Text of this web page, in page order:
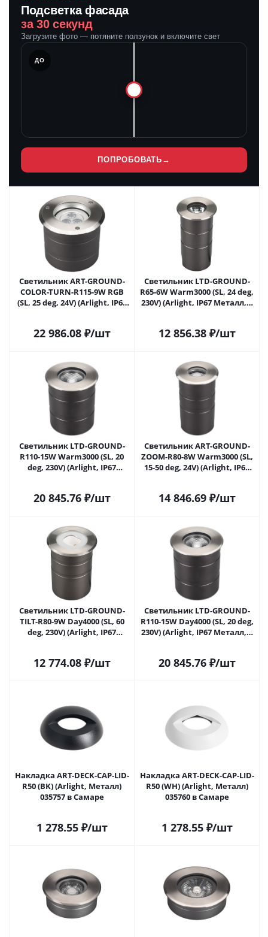
Подсветка фасада
за 30 секунд
Загрузите фото — потяните ползунок и включите свет
ДО
ПОПРОБОВАТЬ →
Светильник ART-GROUND-
COLOR-TURN-R115-9W RGB
(SL, 25 deg, 24V) (Arlight, IP67
22 986.08₽/шт
Светильник LTD-GROUND-
R65-6W Warm3000 (SL, 24 deg,
230V) (Arlight, IP67 Металл, 3
12 856.38₽/шт
Светильник LTD-GROUND-
R110-15W Warm3000 (SL, 20
deg, 230V) (Arlight, IP67
20 845.76₽/шт
Светильник ART-GROUND-
ZOOM-R80-8W Warm3000 (SL,
15-50 deg, 24V) (Arlight, IP67
14 846.69₽/шт
Светильник LTD-GROUND-
TILT-R80-9W Day4000 (SL, 60
deg, 230V) (Arlight, IP67
12 774.08₽/шт
Светильник LTD-GROUND-
R110-15W Day4000 (SL, 20 deg,
230V) (Arlight, IP67 Металл, 3
20 845.76₽/шт
Накладка ART-DECK-CAP-LID-
R50 (BK) (Arlight, Металл)
035757 в Самаре
1 278.55₽/шт
Накладка ART-DECK-CAP-LID-
R50 (WH) (Arlight, Металл)
035760 в Самаре
1 278.55₽/шт